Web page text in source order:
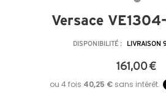
Versace
DISPONIBILITÉ : LIVRAISON
161,00 €